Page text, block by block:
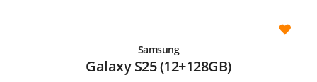
Samsung
Galaxy S25 (12+128GB)